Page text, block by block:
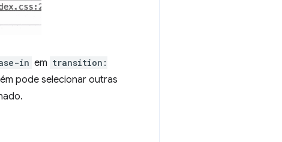
in em transition:
pode selecionar outras